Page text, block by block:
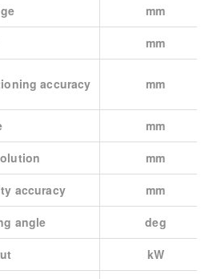
mm
mm
accuracy mm
mm
mm
accuracy
mm
angle deg
kW